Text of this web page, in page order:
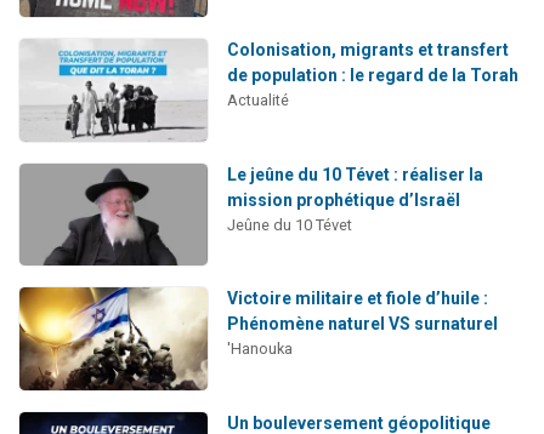
Colonisation, migrants et transfert
de population : le regard de la Torah
Actualité
Le jeûne du 10 Tévet : réaliser la
mission prophétique d’Israël
Jeûne du 10 Tévet
Victoire militaire et fiole d’huile :
Phénomène naturel VS surnaturel
'Hanouka
Un bouleversement géopolitique